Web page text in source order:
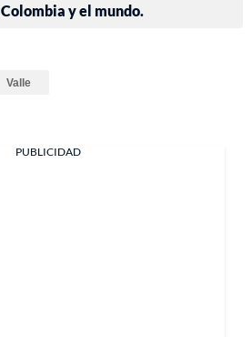
y el mundo.
Valle
PUBLICIDAD